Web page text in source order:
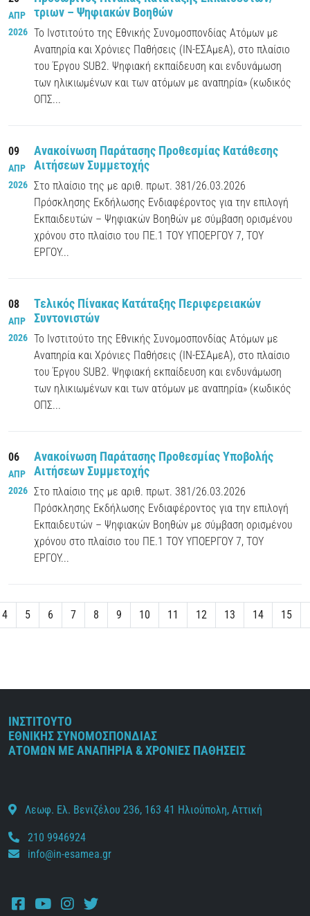
ΑΠΡ
2026
τριων – Ψηφιακών Βοηθών
Το Ινστιτούτο της Εθνικής Συνομοσπονδίας Ατόμων με
Αναπηρία και Χρόνιες Παθήσεις (ΙΝ-ΕΣΑμεΑ), στο πλαίσιο
του Έργου SUB2. Ψηφιακή εκπαίδευση και ενδυνάμωση
των ηλικιωμένων και των ατόμων με αναπηρία» (κωδικός
ΟΠΣ...
09
ΑΠΡ
2026
Ανακοίνωση Παράτασης Προθεσμίας Κατάθεσης
Αιτήσεων Συμμετοχής
Στο πλαίσιο της με αριθ. πρωτ. 381/26.03.2026
Πρόσκλησης Εκδήλωσης Ενδιαφέροντος για την επιλογή
Εκπαιδευτών – Ψηφιακών Βοηθών με σύμβαση ορισμένου
χρόνου στο πλαίσιο του ΠΕ.1 ΤΟΥ ΥΠΟΕΡΓΟΥ 7, ΤΟΥ
ΕΡΓΟΥ...
08
ΑΠΡ
2026
Τελικός Πίνακας Κατάταξης Περιφερειακών
Συντονιστών
Το Ινστιτούτο της Εθνικής Συνομοσπονδίας Ατόμων με
Αναπηρία και Χρόνιες Παθήσεις (ΙΝ-ΕΣΑμεΑ), στο πλαίσιο
του Έργου SUB2. Ψηφιακή εκπαίδευση και ενδυνάμωση
των ηλικιωμένων και των ατόμων με αναπηρία» (κωδικός
ΟΠΣ...
06
ΑΠΡ
2026
Ανακοίνωση Παράτασης Προθεσμίας Υποβολής
Αιτήσεων Συμμετοχής
Στο πλαίσιο της με αριθ. πρωτ. 381/26.03.2026
Πρόσκλησης Εκδήλωσης Ενδιαφέροντος για την επιλογή
Εκπαιδευτών – Ψηφιακών Βοηθών με σύμβαση ορισμένου
χρόνου στο πλαίσιο του ΠΕ.1 ΤΟΥ ΥΠΟΕΡΓΟΥ 7, ΤΟΥ
ΕΡΓΟΥ...
4 5 6 7 8 9 10 11 12 13 14 15
ΙΝΣΤΙΤΟΥΤΟ
ΕΘΝΙΚΗΣ ΣΥΝΟΜΟΣΠΟΝΔΙΑΣ
ΑΤΟΜΩΝ ΜΕ ΑΝΑΠΗΡΙΑ & ΧΡΟΝΙΕΣ ΠΑΘΗΣΕΙΣ
Λεωφ. Ελ. Βενιζέλου 236, 163 41 Ηλιούπολη, Αττική
210 9946924
info@in-esamea.gr
FacebookYoutubeInstagram
Twitter